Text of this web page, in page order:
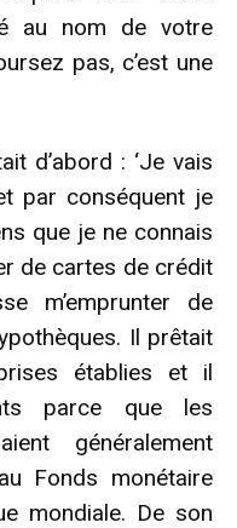
au nom de votre
pas, c’est une
d’abord : ‘Je vais
par conséquent je
que je ne connais
de cartes de crédit
m’emprunter de
Il prêtait
établies et il
parce que les
généralement
Fonds monétaire
mondiale. De son